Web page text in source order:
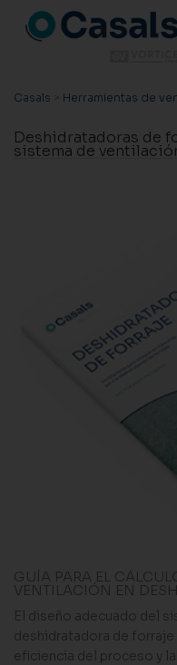
Casals > Herramientas de
Deshidratadoras de
sistema de
GUÍA PARA EL
VENTILACIÓN EN
El diseño adecuado del
deshidratadora de forraje
eficiencia del proceso y